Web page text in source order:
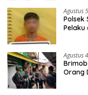
Agustus
Polsek
Pelaku
Agustus
Orang